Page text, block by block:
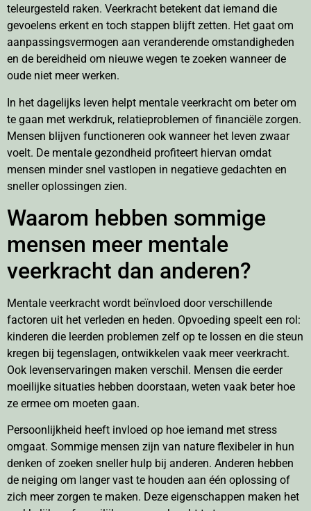
teleurgesteld raken. Veerkracht betekent dat iemand die
gevoelens erkent en toch stappen blijft zetten. Het gaat om
aanpassingsvermogen aan veranderende omstandigheden
en de bereidheid om nieuwe wegen te zoeken wanneer de
oude niet meer werken.
In het dagelijks leven helpt mentale veerkracht om beter om
te gaan met werkdruk, relatieproblemen of financiële zorgen.
Mensen blijven functioneren ook wanneer het leven zwaar
voelt. De mentale gezondheid profiteert hiervan omdat
mensen minder snel vastlopen in negatieve gedachten en
sneller oplossingen zien.
Waarom hebben sommige
mensen meer mentale
veerkracht dan anderen?
Mentale veerkracht wordt beïnvloed door verschillende
factoren uit het verleden en heden. Opvoeding speelt een rol:
kinderen die leerden problemen zelf op te lossen en die steun
kregen bij tegenslagen, ontwikkelen vaak meer veerkracht.
Ook levenservaringen maken verschil. Mensen die eerder
moeilijke situaties hebben doorstaan, weten vaak beter hoe
ze ermee om moeten gaan.
Persoonlijkheid heeft invloed op hoe iemand met stress
omgaat. Sommige mensen zijn van nature flexibeler in hun
denken of zoeken sneller hulp bij anderen. Anderen hebben
de neiging om langer vast te houden aan één oplossing of
zich meer zorgen te maken. Deze eigenschappen maken het